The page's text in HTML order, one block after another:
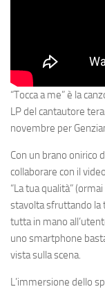
“Tocca a me” è la
LP del cantautore
novembre per
Con un brano onirico
collaborare con il
“La tua qualità”
stavolta sfruttando la
tutta in mano
uno smartphone
vista sulla scena.
L’immersione dello